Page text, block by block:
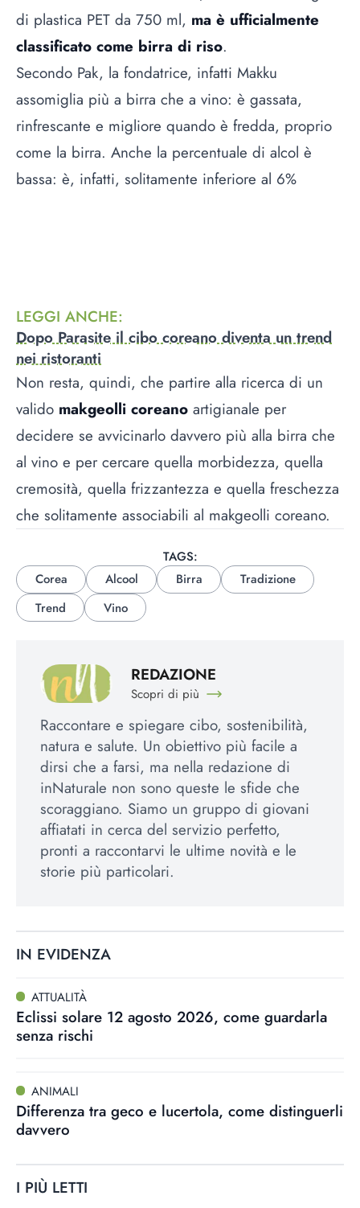
di plastica PET da 750 ml, ma è ufficialmente
classificato come birra di riso.
Secondo Pak, la fondatrice, infatti Makku
assomiglia più a birra che a vino: è gassata,
rinfrescante e migliore quando è fredda, proprio
come la birra. Anche la percentuale di alcol è
bassa: è, infatti, solitamente inferiore al 6%
LEGGI ANCHE:
Dopo Parasite il cibo coreano diventa un trend
nei ristoranti
Non resta, quindi, che partire alla ricerca di un
valido makgeolli coreano artigianale per
decidere se avvicinarlo davvero più alla birra che
al vino e per cercare quella morbidezza, quella
cremosità, quella frizzantezza e quella freschezza
che solitamente associabili al makgeolli coreano.
TAGS:
Corea
Alcool Birra
Tradizione
Trend
Vino
REDAZIONE
Scopri di più
Raccontare e spiegare cibo, sostenibilità,
natura e salute. Un obiettivo più facile a
dirsi che a farsi, ma nella redazione di
inNaturale non sono queste le sfide che
scoraggiano. Siamo un gruppo di giovani
affiatati in cerca del servizio perfetto,
pronti a raccontarvi le ultime novità e le
storie più particolari.
IN EVIDENZA
ATTUALITÀ
Eclissi solare 12 agosto 2026, come guardarla
senza rischi
ANIMALI
Differenza tra geco e lucertola, come distinguerli
davvero
I PIÙ LETTI